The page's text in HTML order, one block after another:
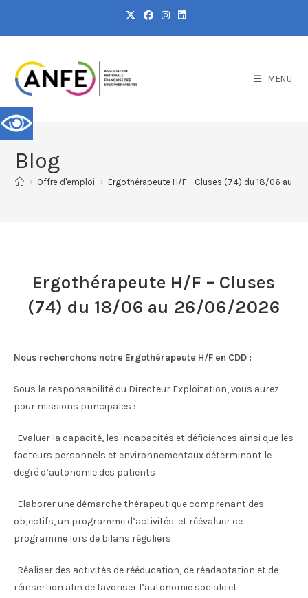
MENU
Blog
> Offre d'emploi > Ergothérapeute H/F – Cluses (74) du 18/06 au
Ergothérapeute H/F – Cluses
(74) du 18/06 au 26/06/2026
Nous recherchons notre Ergothérapeute H/F en CDD :
Sous la responsabilité du Directeur Exploitation, vous aurez
pour missions principales :
-Evaluer la capacité, les incapacités et déficiences ainsi que les
facteurs personnels et environnementaux déterminant le
degré d’autonomie des patients
-Elaborer une démarche thérapeutique comprenant des
objectifs, un programme d’activités et réévaluer ce
programme lors de bilans réguliers
-Réaliser des activités de rééducation, de réadaptation et de
réinsertion afin de favoriser l’autonomie sociale et